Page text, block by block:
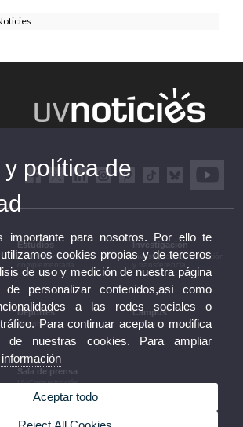
Estudios
Estudios y formación
Investigación
Investigación, innovación
Deportes
Deportes
Campus
Campus
Sala de prensa
UVComunicación
Notas de prensa
Agenda de gobierno
política de
importante para nosotros. Por ello te
cookies propias y de terceros
de uso y medición de nuestra página
personalizar contenidos,así como
a las redes sociales o
Para continuar acepta o modifica
de nuestras cookies. Para ampliar
Aceptar todo